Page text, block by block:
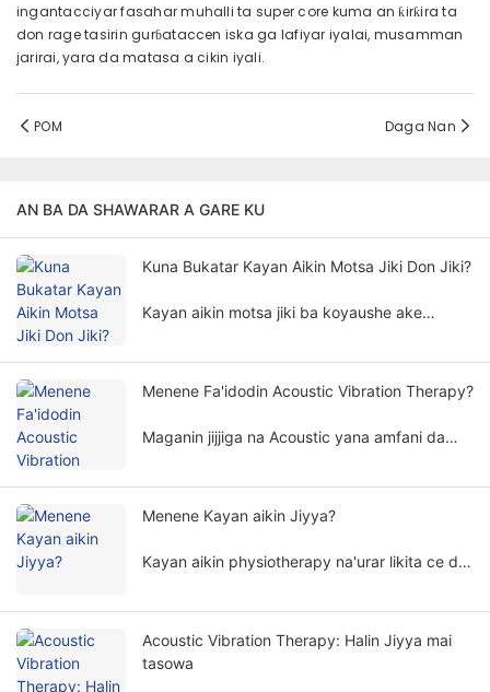
ingantacciyar fasahar muhalli ta super core kuma an ƙirƙira ta
don rage tasirin gurɓataccen iska ga lafiyar iyalai, musamman
jarirai, yara da matasa a cikin iyali.
POM Daga Nan
AN BA DA SHAWARAR A GARE KU
Kuna Bukatar Kayan Aikin Motsa Jiki Don Jiki?
Kayan aikin motsa jiki ba koyaushe ake
aikin motsa jiki don maganin jiki ya ƙunshi
abubuwa da yawa da girma.
Menene Fa'idodin Acoustic Vibration Therapy?
Maganin jijjiga na Acoustic yana amfani da
da ƙayyadaddun abubuwa don kula da jikin
ɗan adam ta hanyar da ba ta da lahani, kuma
ana amfani da ita sosai a fannonin gyarawa
daban-daban.
Menene Kayan aikin Jiyya?
Kayan aikin physiotherapy na'urar likita ce da
marasa lafiya su kawar da alamun bayyanar
cututtuka da mayar da ayyukan jiki ta hanyar
da ba ta da hankali.
Acoustic Vibration Therapy: Halin Jiyya mai
tasowa